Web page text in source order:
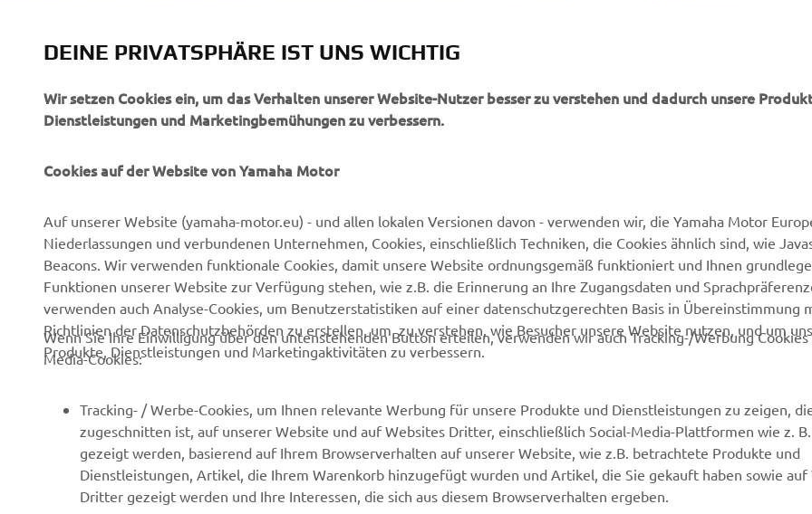
ZUBEHÖR OUTLET
Über uns
Veranstaltungen
Presse
Karriere
Impressum
Menschenrechtsrichtlinie
Grundlegende
NEO's Delivery
Behörden und Polizei
Golfplätze
Robotics
Partnerschaften
Technische Informationen
für Unabhängige
Newsletter
Yamaha Music
Yamaha Racing
Media Portal
Mobile Apps
Händler werden
Kontakt aufnehmen
Ersatzteilkatalog
Wartungstermin anfragen
Entsorgung von
Altbatterien
DEINE PRIVATSPHÄRE IST UNS WICHTIG
Wir setzen Cookies ein, um das Verhalten unserer Website-Nutzer besser zu verstehen und dadurch unsere
Dienstleistungen und Marketingbemühungen zu verbessern.
Cookies auf der Website von Yamaha Motor
Auf unserer Website (yamaha-motor.eu) - und allen lokalen Versionen davon - verwenden wir, die Yamaha Motor
Niederlassungen und verbundenen Unternehmen, Cookies, einschließlich Techniken, die Cookies ähnlich sind, wie
Beacons. Wir verwenden funktionale Cookies, damit unsere Website ordnungsgemäß funktioniert und Ihnen
Funktionen unserer Website zur Verfügung stehen, wie z.B. die Erinnerung an Ihre Zugangsdaten und
verwenden auch Analyse-Cookies, um Benutzerstatistiken auf einer datenschutzgerechten Basis in Übereinstimmung
Richtlinien der Datenschutzbehörden zu erstellen, um zu verstehen, wie Besucher unsere Website nutzen, und um
Produkte, Dienstleistungen und Marketingaktivitäten zu verbessern.
Wenn Sie Ihre Einwilligung über den untenstehenden Button erteilen, verwenden wir auch Tracking-/Werbung Cookies
Media-Cookies:
Tracking- / Werbe-Cookies, um Ihnen relevante Werbung für unsere Produkte und Dienstleistungen zu zeigen,
zugeschnitten ist, auf unserer Website und auf Websites Dritter, einschließlich Social-Media-Plattformen wie z. B.
gezeigt werden, basierend auf Ihrem Browserverhalten auf unserer Website, wie z.B. betrachtete Produkte und
Dienstleistungen, Artikel, die Ihrem Warenkorb hinzugefügt wurden und Artikel, die Sie gekauft haben sowie auf
Dritter gezeigt werden und Ihre Interessen, die sich aus diesem Browserverhalten ergeben.